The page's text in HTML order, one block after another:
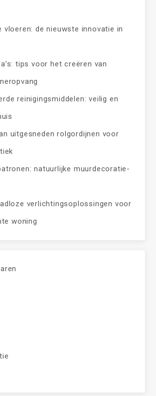
vloeren: de nieuwste innovatie in
tips voor het creëren van
reinigingsmiddelen: veilig en
uitgesneden rolgordijnen voor
natuurlijke muurdecoratie-
verlichtingsoplossingen voor
woning